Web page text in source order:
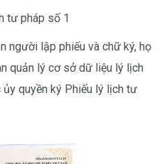
tư pháp số 1
người lập phiếu và chữ ký, họ
quản lý cơ sở dữ liệu lý lịch
quyền ký Phiếu lý lịch tư